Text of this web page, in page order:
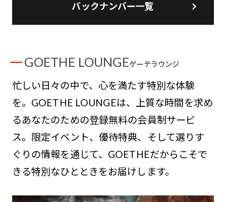
バックナンバー一覧
GOETHE LOUNGEゲーテラウンジ
忙しい日々の中で、心を満たす特別な体験
を。GOETHE LOUNGEは、上質な時間を求め
るあなたのための登録無料の会員制サービ
ス。限定イベント、優待特典、そして選りす
ぐりの情報を通じて、GOETHEだからこそで
きる特別なひとときをお届けします。